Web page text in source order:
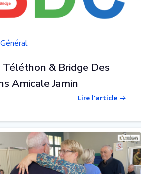
Général
Téléthon & Bridge Des
Amicale Jamin
Lire l'article